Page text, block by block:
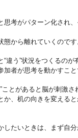
考がパターン化され
から離れていくのです
違う”状況をつくるのが
者が思考を動かすこと
とがあると脳が刺激さ
、机の向きを変える
たいときは、まず自